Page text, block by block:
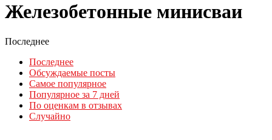
Железобетонные минисваи
Последнее
Последнее
Обсуждаемые посты
Самое популярное
Популярное за 7 дней
По оценкам в отзывах
Случайно